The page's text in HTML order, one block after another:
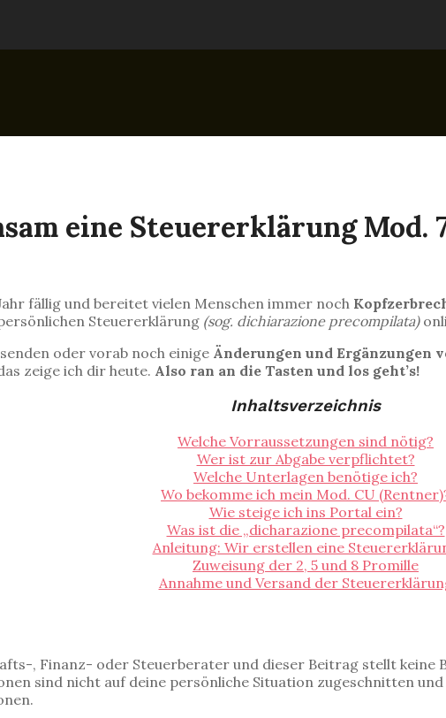
eine Steuererklärung Mod.
fällig und bereitet vielen Menschen immer noch
Steuererklärung (sog. dichiarazione precompilata)
oder vorab noch einige Änderungen und Ergänzungen
zeige ich dir heute. Also ran an die Tasten und los geht’s!
Inhaltsverzeichnis
Welche Vorraussetzungen sind nötig?
Wer ist zur Abgabe verpflichtet?
Welche Unterlagen benötige ich?
Wo bekomme ich mein Mod. CU
Wie steige ich ins Portal ein?
Was ist die „dicharazione precompilata“?
Anleitung: Wir erstellen eine
Zuweisung der 2, 5 und 8 Promille
Annahme und Versand der
, Finanz- oder Steuerberater und dieser Beitrag stellt keine
sind nicht auf deine persönliche Situation zugeschnitten